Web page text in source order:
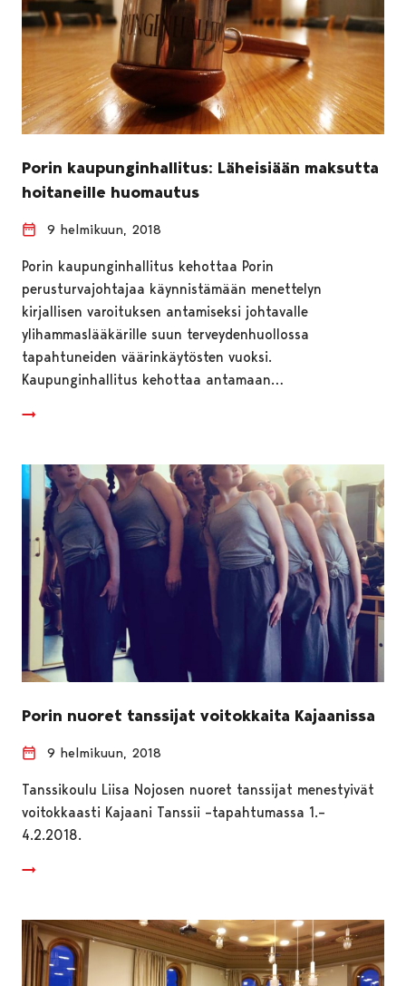
Porin kaupunginhallitus: Läheisiään maksutta
hoitaneille huomautus
9 helmikuun, 2018
Porin kaupunginhallitus kehottaa Porin
perusturvajohtajaa käynnistämään menettelyn
kirjallisen varoituksen antamiseksi johtavalle
ylihammaslääkärille suun terveydenhuollossa
tapahtuneiden väärinkäytösten vuoksi.
Kaupunginhallitus kehottaa antamaan…
Porin nuoret tanssijat voitokkaita Kajaanissa
9 helmikuun, 2018
Tanssikoulu Liisa Nojosen nuoret tanssijat menestyivät
voitokkaasti Kajaani Tanssii –tapahtumassa 1.–
4.2.2018.